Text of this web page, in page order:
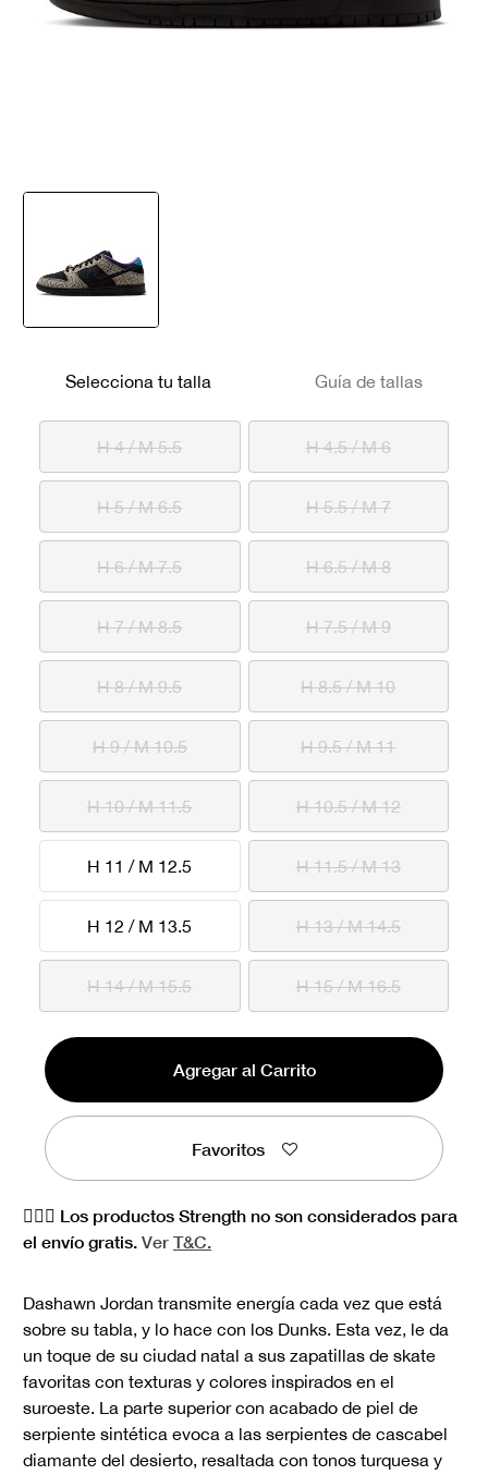
Selecciona tu talla Guía de tallas
H 4 / M 5.5 H 4.5 / M 6
H 5 / M 6.5 H 5.5 / M 7
H 6 / M 7.5 H 6.5 / M 8
H 7 / M 8.5 H 7.5 / M 9
H 8 / M 9.5 H 8.5 / M 10
H 9 / M 10.5 H 9.5 / M 11
H 10 / M 11.5 H 10.5 / M 12
H 11 / M 12.5 H 11.5 / M 13
H 12 / M 13.5 H 13 / M 14.5
H 14 / M 15.5 H 15 / M 16.5
Agregar al Carrito
Favoritos
🏋🏻‍♀️ Los productos Strength no son considerados para
el envío gratis. Ver T&C.
Dashawn Jordan transmite energía cada vez que está
sobre su tabla, y lo hace con los Dunks. Esta vez, le da
un toque de su ciudad natal a sus zapatillas de skate
favoritas con texturas y colores inspirados en el
suroeste. La parte superior con acabado de piel de
serpiente sintética evoca a las serpientes de cascabel
diamante del desierto, resaltada con tonos turquesa y